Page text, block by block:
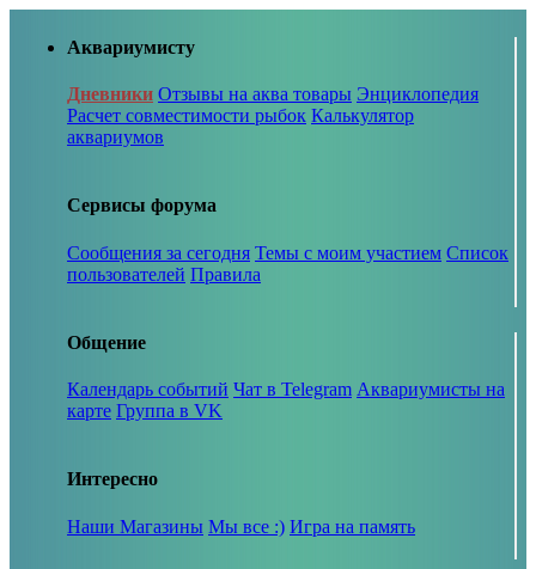
Аквариумисту
Дневники Отзывы на аква товары Энциклопедия
Расчет совместимости рыбок Калькулятор
аквариумов
Сервисы форума
Сообщения за сегодня Темы с моим участием Список
пользователей Правила
Общение
Календарь событий Чат в Telegram Аквариумисты на
карте Группа в VK
Интересно
Наши Магазины Мы все :) Игра на память